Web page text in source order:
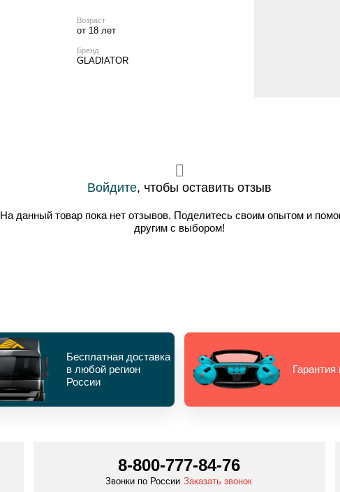
Возраст
от 18 лет
Бренд
GLADIATOR
Войдите, чтобы оставить отзыв
На данный товар пока нет отзывов. Поделитесь своим опытом и
другим с выбором!
Бесплатная доставка
в любой регион
России
Гарантия
8-800-777-84-76
Звонки по России Заказать звонок